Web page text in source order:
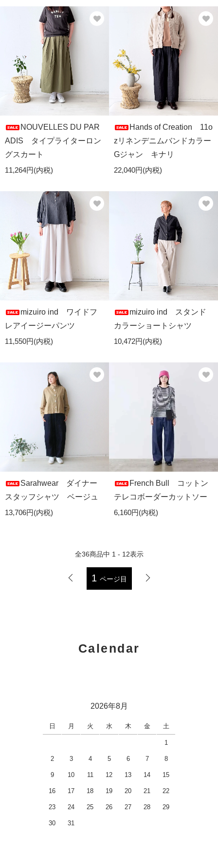
NOUVELLES DU PAR
ADIS タイプライターロン
グスカート
11,264円(内税)
Hands of Creation 11o
zリネンデニムバンドカラー
Gジャン キナリ
22,040円(内税)
mizuiro ind ワイドフ
レアイージーパンツ
11,550円(内税)
mizuiro ind スタンド
カラーショートシャツ
10,472円(内税)
Sarahwear ダイナー
スタッフシャツ ベージュ
13,706円(内税)
French Bull コットン
テレコボーダーカットソー
6,160円(内税)
全36商品中 1 - 12表示
1 ページ目
Calendar
2026年8月
日 月 火 水 木 金 土
1
2 3 4 5 6 7 8
9 10 11 12 13 14 15
16 17 18 19 20 21 22
23 24 25 26 27 28 29
30 31